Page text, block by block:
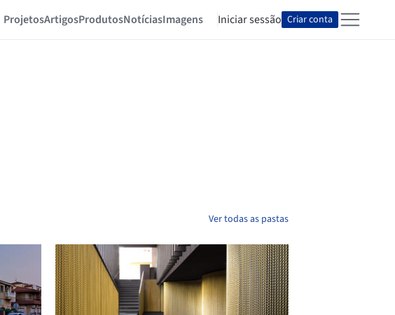
ProjetosArtigosProdutosNotíciasImagens Iniciar sessão Criar conta
Ver todas as pastas